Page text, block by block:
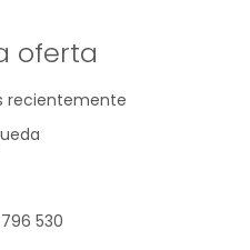
oferta
recientemente
530